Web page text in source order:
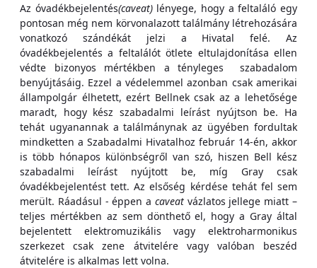
Az óvadékbejelentés(caveat)lényege, hogy a feltaláló egy
pontosan még nem körvonalazott találmány létrehozására
vonatkozó szándékát jelzi a Hivatal felé. Az
óvadékbejelentés a feltalálót ötlete eltulajdonítása ellen
védte bizonyos mértékben a tényleges szabadalom
benyújtásáig. Ezzel a védelemmel azonban csak amerikai
állampolgár élhetett, ezért Bellnek csak az a lehetősége
maradt, hogy kész szabadalmi leírást nyújtson be. Ha
tehát ugyanannak a találmánynak az ügyében fordultak
mindketten a Szabadalmi Hivatalhoz február 14-én, akkor
is több hónapos különbségről van szó, hiszen Bell kész
szabadalmi leírást nyújtott be, míg Gray csak
óvadékbejelentést tett. Az elsőség kérdése tehát fel sem
merült. Ráadásul - éppen a caveatvázlatos jellege miatt –
teljes mértékben az sem dönthető el, hogy a Gray által
bejelentett elektromuzikális vagy elektroharmonikus
szerkezet csak zene átvitelére vagy valóban beszéd
átvitelére is alkalmas lett volna.